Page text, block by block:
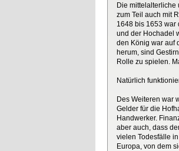
Die mittelalterliche
zum Teil auch mit
1648 bis 1653 war
und der Hochadel
den König war auf
herum, sind
Rolle zu spielen.
Natürlich
Des Weiteren war
Gelder für die
Handwerker.
aber auch, dass
vielen Todesfälle
Europa, von dem